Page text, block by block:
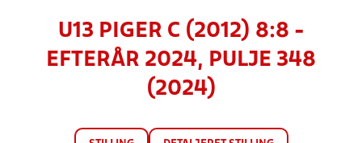
U13 PIGER C (2012) 8:8 -
EFTERÅR 2024, PULJE 348
(2024)